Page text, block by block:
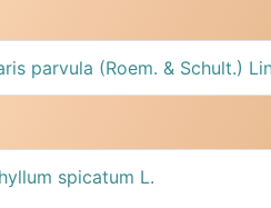
parvula (Roem. & Schult.)
spicatum L.